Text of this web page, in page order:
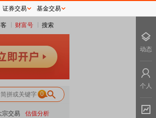
财富号 搜索
0
宗交易 估值分析
证券交易 基金交易
动态
个人